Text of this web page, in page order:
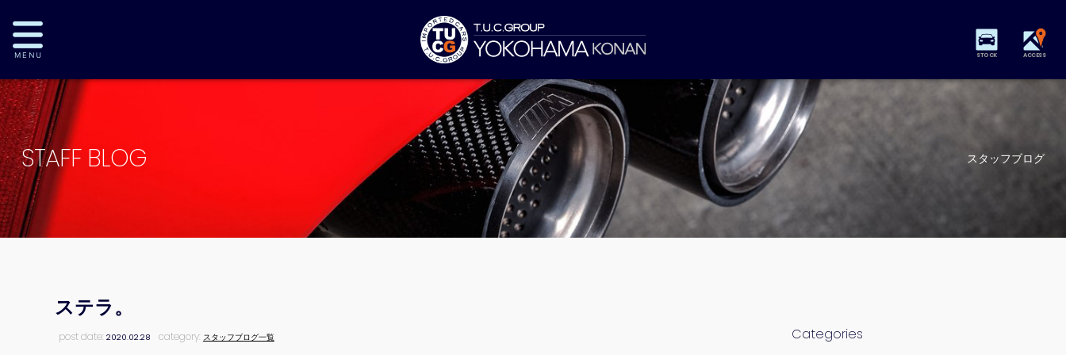
STOCK ACCESS
STAFF BLOG スタッフブログ
ステラ。
post date:2020.02.28 category: スタッフブログ一覧 Categories